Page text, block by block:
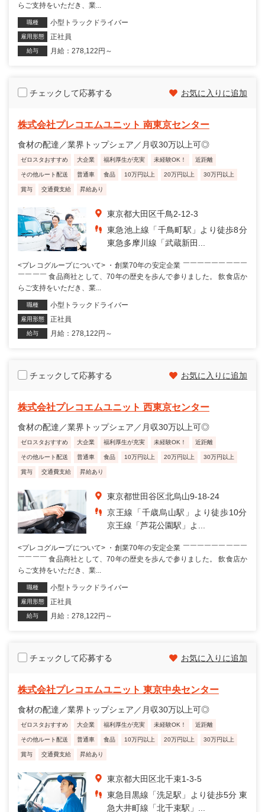
らご支持をいただき、業...
職種 小型トラックドライバー
雇用形態 正社員
給与 月給：278,122円～
チェックして応募する お気に入りに追加
株式会社プレコエムユニット 南東京センター
食材の配達／業界トップシェア／月収30万以上可◎
ゼロスタおすすめ 大企業 福利厚生が充実 未経験OK！ 近距離
その他ルート配送 普通車 食品 10万円以上 20万円以上 30万円以上
賞与 交通費支給 昇給あり
東京都大田区千鳥2-12-3
東急池上線「千鳥町駅」より徒歩8分
東急多摩川線「武蔵新田...
<プレコグループについて> ・創業70年の安定企業 ￣￣￣￣￣￣￣￣￣
￣￣￣￣ 食品商社として、70年の歴史を歩んで参りました。 飲食店か
らご支持をいただき、業...
職種 小型トラックドライバー
雇用形態 正社員
給与 月給：278,122円～
チェックして応募する お気に入りに追加
株式会社プレコエムユニット 西東京センター
食材の配達／業界トップシェア／月収30万以上可◎
ゼロスタおすすめ 大企業 福利厚生が充実 未経験OK！ 近距離
その他ルート配送 普通車 食品 10万円以上 20万円以上 30万円以上
賞与 交通費支給 昇給あり
東京都世田谷区北烏山9-18-24
京王線「千歳烏山駅」より徒歩10分
京王線「芦花公園駅」よ...
<プレコグループについて> ・創業70年の安定企業 ￣￣￣￣￣￣￣￣￣
￣￣￣￣ 食品商社として、70年の歴史を歩んで参りました。 飲食店か
らご支持をいただき、業...
職種 小型トラックドライバー
雇用形態 正社員
給与 月給：278,122円～
チェックして応募する お気に入りに追加
株式会社プレコエムユニット 東京中央センター
食材の配達／業界トップシェア／月収30万以上可◎
ゼロスタおすすめ 大企業 福利厚生が充実 未経験OK！ 近距離
その他ルート配送 普通車 食品 10万円以上 20万円以上 30万円以上
賞与 交通費支給 昇給あり
東京都大田区北千束1-3-5
東急目黒線「洗足駅」より徒歩5分 東
急大井町線「北千束駅」...